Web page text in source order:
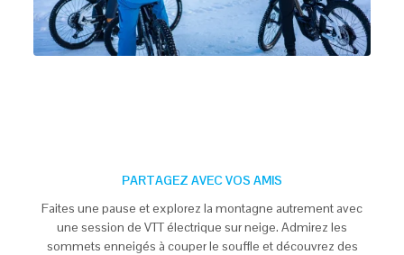
PARTAGEZ AVEC VOS AMIS
Faites une pause et explorez la montagne autrement avec
une session de VTT électrique sur neige. Admirez les
sommets enneigés à couper le souffle et découvrez des